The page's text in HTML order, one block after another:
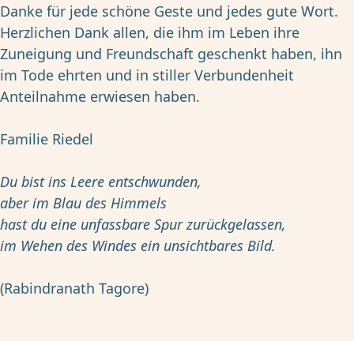
Danke für jede schöne Geste und jedes gute Wort.
Herzlichen Dank allen, die ihm im Leben ihre
Zuneigung und Freundschaft geschenkt haben, ihn
im Tode ehrten und in stiller Verbundenheit
Anteilnahme erwiesen haben.
Familie Riedel
Du bist ins Leere entschwunden,
aber im Blau des Himmels
hast du eine unfassbare Spur zurückgelassen,
im Wehen des Windes ein unsichtbares Bild.
(Rabindranath Tagore)